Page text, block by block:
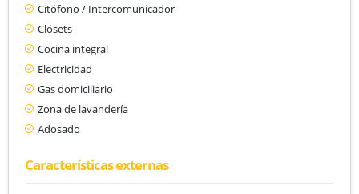
Citófono / Intercomunicador
Clósets
Cocina integral
Electricidad
Gas domiciliario
Zona de lavandería
Adosado
Características externas